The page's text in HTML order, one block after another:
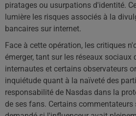
piratages ou usurpations d'identité.
lumière les risques associés à la
bancaires sur internet.
Face à cette opération, les critiques
émerger, tant sur les réseaux sociaux
internautes et certains observateurs
inquiétude quant à la naïveté des
responsabilité de Nasdas dans la
de ses fans. Certains commentateurs